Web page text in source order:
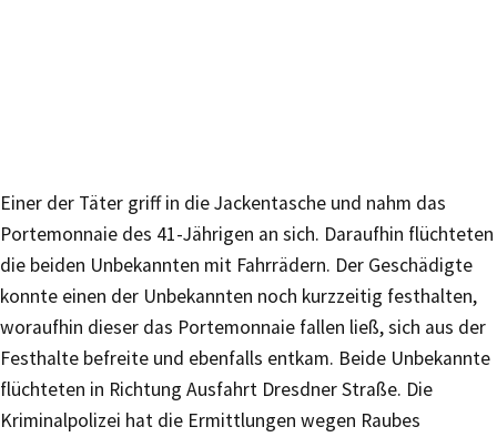
Einer der Täter griff in die Jackentasche und nahm das
Portemonnaie des 41-Jährigen an sich. Daraufhin flüchteten
die beiden Unbekannten mit Fahrrädern. Der Geschädigte
konnte einen der Unbekannten noch kurzzeitig festhalten,
woraufhin dieser das Portemonnaie fallen ließ, sich aus der
Festhalte befreite und ebenfalls entkam. Beide Unbekannte
flüchteten in Richtung Ausfahrt Dresdner Straße. Die
Kriminalpolizei hat die Ermittlungen wegen Raubes